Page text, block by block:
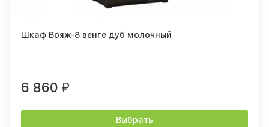
Шкаф Вояж-8 венге дуб молочный
6 860 ₽
Выбрать